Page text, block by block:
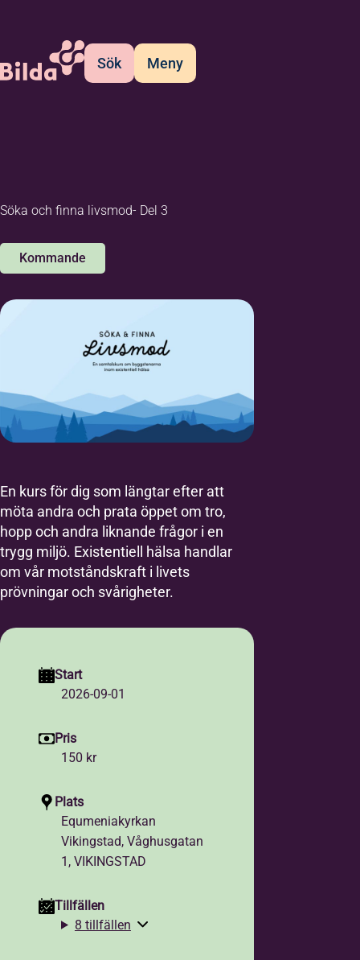
Sök Meny
Söka och finna livsmod- Del 3
Kommande
En kurs för dig som längtar efter att
möta andra och prata öppet om tro,
hopp och andra liknande frågor i en
trygg miljö. Existentiell hälsa handlar
om vår motståndskraft i livets
prövningar och svårigheter.
Start
2026-09-01
Pris
150 kr
Plats
Equmeniakyrkan
Vikingstad, Våghusgatan
1, VIKINGSTAD
Tillfällen
8 tillfällen